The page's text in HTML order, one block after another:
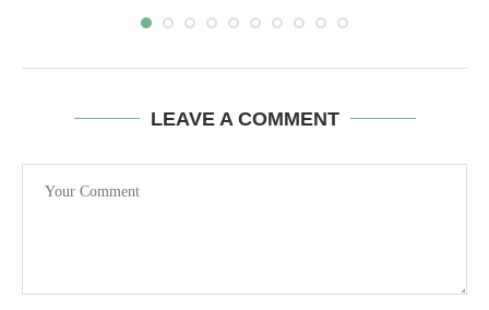
LEAVE A COMMENT